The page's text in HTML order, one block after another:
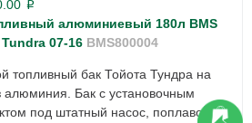
p
алюминиевый 180л BMS
07-16 BMS800004
топливный бак Тойота Тундра на
алюминия. Бак с установочным
под штатный насос, поплавок и